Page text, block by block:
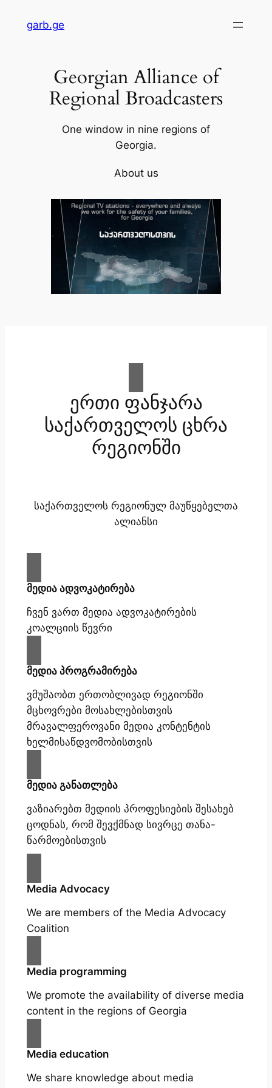
garb.ge
Georgian Alliance of
Regional Broadcasters
One window in nine regions of
Georgia.
About us
ერთი ფანჯარა
საქართველოს ცხრა
რეგიონში
საქართველოს რეგიონულ მაუწყებელთა
ალიანსი
მედია ადვოკატირება
ჩვენ ვართ მედია ადვოკატირების
კოალციის წევრი
მედია პროგრამირება
ვმუშაობთ ერთობლივად რეგიონში
მცხოვრები მოსახლებისთვის
მრავალფეროვანი მედია კონტენტის
ხელმისაწდვომობისთვის
მედია განათლება
ვაზიარებთ მედიის პროფესიების შესახებ
ცოდნას, რომ შევქმნად სივრცე თანა-
წარმოებისთვის
Media Advocacy
We are members of the Media Advocacy
Coalition
Media programming
We promote the availability of diverse media
content in the regions of Georgia
Media education
We share knowledge about media